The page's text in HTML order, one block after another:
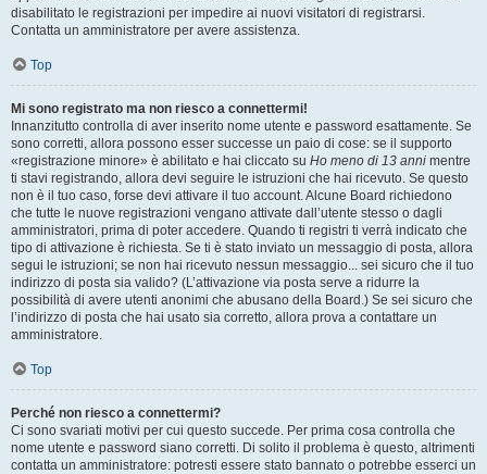
disabilitato le registrazioni per impedire ai nuovi visitatori di registrarsi.
Contatta un amministratore per avere assistenza.
Top
Mi sono registrato ma non riesco a connettermi!
Innanzitutto controlla di aver inserito nome utente e password esattamente. Se
sono corretti, allora possono esser successe un paio di cose: se il supporto
«registrazione minore» è abilitato e hai cliccato su Ho meno di 13 anni mentre
ti stavi registrando, allora devi seguire le istruzioni che hai ricevuto. Se questo
non è il tuo caso, forse devi attivare il tuo account. Alcune Board richiedono
che tutte le nuove registrazioni vengano attivate dall’utente stesso o dagli
amministratori, prima di poter accedere. Quando ti registri ti verrà indicato che
tipo di attivazione è richiesta. Se ti è stato inviato un messaggio di posta, allora
segui le istruzioni; se non hai ricevuto nessun messaggio... sei sicuro che il tuo
indirizzo di posta sia valido? (L’attivazione via posta serve a ridurre la
possibilità di avere utenti anonimi che abusano della Board.) Se sei sicuro che
l’indirizzo di posta che hai usato sia corretto, allora prova a contattare un
amministratore.
Top
Perché non riesco a connettermi?
Ci sono svariati motivi per cui questo succede. Per prima cosa controlla che
nome utente e password siano corretti. Di solito il problema è questo, altrimenti
contatta un amministratore: potresti essere stato bannato o potrebbe esserci un